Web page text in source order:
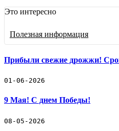
Винные дрожжи
Защита и Лечение
Подкормки
Ферменты
ЯМБ Бактерии
🛒 Как купить
🚚 Доставка и оплата
Это интересно
Полезная информация
Прибыли свежие дрожжи!
01-06-2026
9 Мая! С днем Победы!
08-05-2026